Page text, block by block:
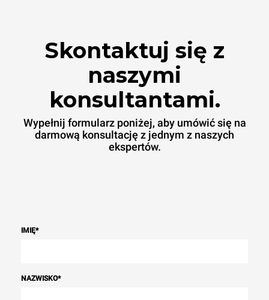
można wyeliminować,
wybierając zakup energii
produkowanej ze źródeł
odnawialnych.
Gas Protocol
Skontaktuj się z
naszymi
konsultantami.
Wypełnij formularz poniżej, aby umówić się na
darmową konsultację z jednym z naszych
ekspertów.
IMIĘ*
NAZWISKO*